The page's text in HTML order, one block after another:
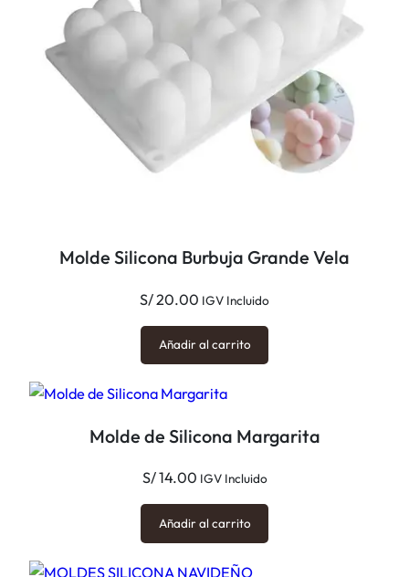
Molde Silicona Burbuja Grande Vela
S/20.00 IGV Incluido
Añadir al carrito
Molde de Silicona Margarita
S/14.00 IGV Incluido
Añadir al carrito